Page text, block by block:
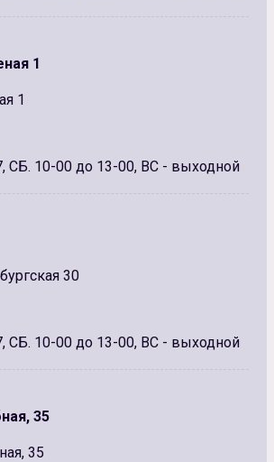
1
1
СБ. 10-00 до 13-00, ВС - выходной
30
СБ. 10-00 до 13-00, ВС - выходной
35
35